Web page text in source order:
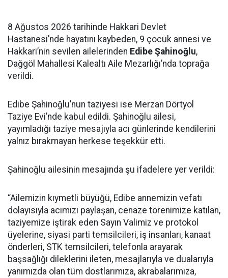
8 Ağustos 2026 tarihinde Hakkari Devlet
Hastanesi’nde hayatını kaybeden, 9 çocuk annesi ve
Hakkari’nin sevilen ailelerinden Edibe Şahinoğlu,
Dağgöl Mahallesi Kalealtı Aile Mezarlığı’nda toprağa
verildi.
Edibe Şahinoğlu’nun taziyesi ise Merzan Dörtyol
Taziye Evi’nde kabul edildi. Şahinoğlu ailesi,
yayımladığı taziye mesajıyla acı günlerinde kendilerini
yalnız bırakmayan herkese teşekkür etti.
Şahinoğlu ailesinin mesajında şu ifadelere yer verildi:
“Ailemizin kıymetli büyüğü, Edibe annemizin vefatı
dolayısıyla acımızı paylaşan, cenaze törenimize katılan,
taziyemize iştirak eden Sayın Valimiz ve protokol
üyelerine, siyasi parti temsilcileri, iş insanları, kanaat
önderleri, STK temsilcileri, telefonla arayarak
başsağlığı dileklerini ileten, mesajlarıyla ve dualarıyla
yanımızda olan tüm dostlarımıza, akrabalarımıza,